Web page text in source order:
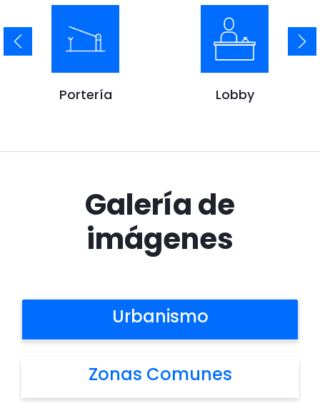
Portería Lobby
Galería de
imágenes
Urbanismo
Zonas Comunes